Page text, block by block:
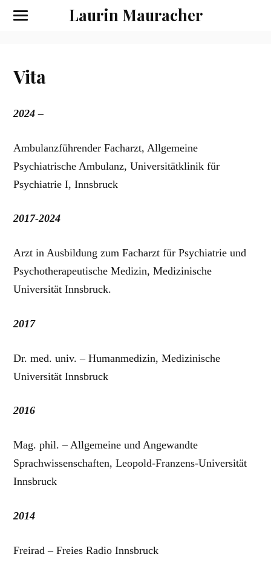
Laurin Mauracher
Vita
2024 –
Ambulanzführender Facharzt, Allgemeine
Psychiatrische Ambulanz, Universitätklinik für
Psychiatrie I, Innsbruck
2017-2024
Arzt in Ausbildung zum Facharzt für Psychiatrie und
Psychotherapeutische Medizin, Medizinische
Universität Innsbruck.
2017
Dr. med. univ. – Humanmedizin, Medizinische
Universität Innsbruck
2016
Mag. phil. – Allgemeine und Angewandte
Sprachwissenschaften, Leopold-Franzens-Universität
Innsbruck
2014
Freirad – Freies Radio Innsbruck